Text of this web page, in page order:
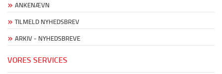
ANKENÆVN
TILMELD NYHEDSBREV
ARKIV - NYHEDSBREVE
VORES SERVICES